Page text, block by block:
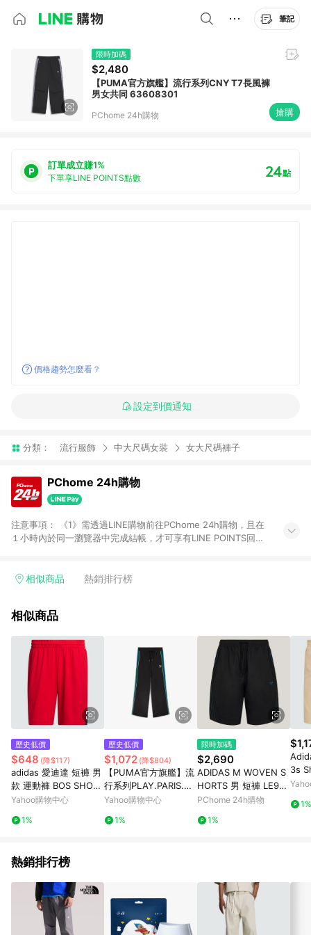
筆記
限時加碼
$2,480
【PUMA官方旗艦】流行系列CNY T7長風褲
男女共同 63608301
PChome 24h購物 搶購
訂單成立賺1%
下單享LINE POINTS點數 24點
價格趨勢怎麼看？
設定到價通知
分類： 流行服飾 中大尺碼女裝 女大尺碼褲子
PChome 24h購物
注意事項： 《1》需透過LINE購物前往PChome 24h購物，且在
１小時內於同一瀏覽器中完成結帳，才可享有LINE POINTS回饋
在點數回饋範圍內。 《3》如取消訂單、退貨、購物中登出
品、票券、訂閱方案、PChome儲值商品、企業專區/企業採購、
值點數、點數/禮物卡 [2025/2/16起適用] - 票券全品項
[2026/6/2起適用] 《5》回饋點數的計算將會排除【訂單活動折
扣 (含折價券折扣)】、【P幣扣抵】、【現金積點扣抵】及【訂單
運費】等金額。 《6》符合LINE POINTS回饋資格之訂單將於商
家訂單頁面標示「LINE回饋」，若無此標示則 不符合回饋LINE
POINTS點數資格亦不得使用點數紅包 。 《7》LINE購物設有
「單一商品最高回饋點數」機制 (特殊活動時開放「回饋無上
當下LINE購物所設定的回饋機制為準。 《8》LINE購物為購物資
訊整合性平台，商品資料更新會有時間差，如顯示之商品規格、
顏色、價位、贈品與PChome 24h購物銷售網頁不符，以銷售網
頁標示為準！
相似商品 熱銷排行榜
相似商品
歷史低價
$648 (降$117)
adidas 愛迪達 短褲 男
款 運動褲 BOS SHORT
紅 IR5535
Yahoo購物中心
1%
歷史低價
$1,072 (降$804)
【PUMA官方旗艦】流
行系列PLAY.PARIS.長
褲 男女共同 6290460
Yahoo購物中心
1%
限時加碼
$2,690
ADIDAS M WOVEN S
HORTS 男 短褲 LE968
6
PChome 24h購物
1%
3s
短褲
1%
熱銷排行榜